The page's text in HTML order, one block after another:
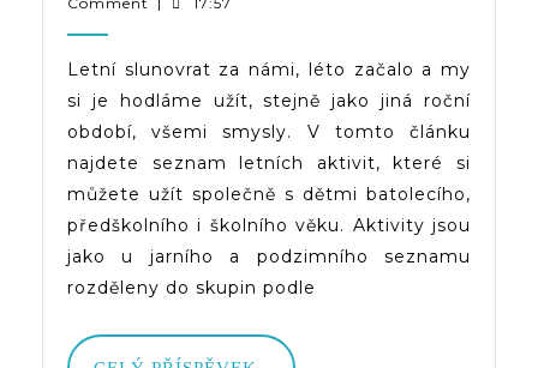
–
Seznam
Letních
Aktivit
Nejen
Pro
Letní slunovrat za námi, léto začalo a my
si je hodláme užít, stejně jako jiná roční
období, všemi smysly. V tomto článku
najdete seznam letních aktivit, které si
můžete užít společně s dětmi batolecího,
předškolního i školního věku. Aktivity jsou
jako u jarního a podzimního seznamu
rozděleny do skupin podle